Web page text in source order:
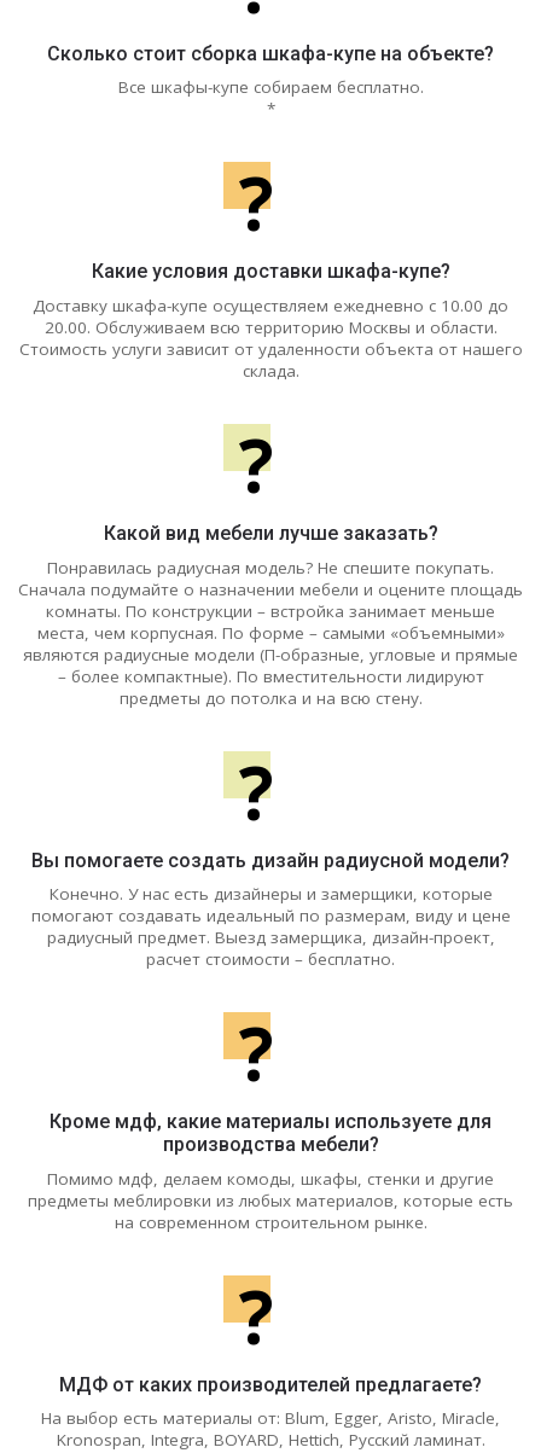
Сколько стоит сборка шкафа-купе на объекте?
Все шкафы-купе собираем бесплатно.
*
?
Какие условия доставки шкафа-купе?
Доставку шкафа-купе осуществляем ежедневно с 10.00 до
20.00. Обслуживаем всю территорию Москвы и области.
Стоимость услуги зависит от удаленности объекта от нашего
склада.
?
Какой вид мебели лучше заказать?
Понравилась радиусная модель? Не спешите покупать.
Сначала подумайте о назначении мебели и оцените площадь
комнаты. По конструкции – встройка занимает меньше
места, чем корпусная. По форме – самыми «объемными»
являются радиусные модели (П-образные, угловые и прямые
– более компактные). По вместительности лидируют
предметы до потолка и на всю стену.
?
Вы помогаете создать дизайн радиусной модели?
Конечно. У нас есть дизайнеры и замерщики, которые
помогают создавать идеальный по размерам, виду и цене
радиусный предмет. Выезд замерщика, дизайн-проект,
расчет стоимости – бесплатно.
?
Кроме мдф, какие материалы используете для
производства мебели?
Помимо мдф, делаем комоды, шкафы, стенки и другие
предметы меблировки из любых материалов, которые есть
на современном строительном рынке.
?
МДФ от каких производителей предлагаете?
На выбор есть материалы от: Blum, Egger, Aristo, Miracle,
Kronospan, Integra, BOYARD, Hettich, Русский ламинат.